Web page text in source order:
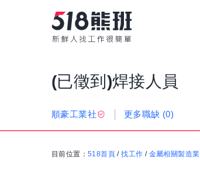
(已徵到)焊接人員
順豪工業社 更多職缺 (0)
目前位置： 518首頁 /找工作 / 金屬相關製造業